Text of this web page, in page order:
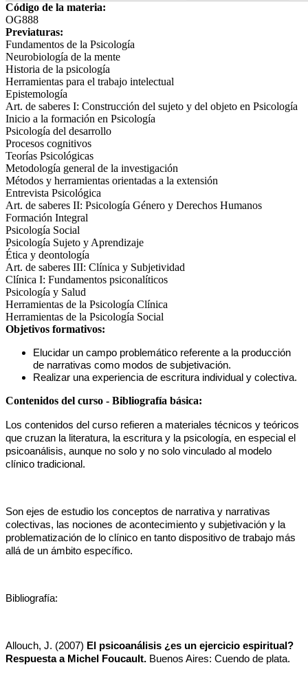
Código de la materia:
OG888
Previaturas:
Fundamentos de la Psicología
Neurobiología de la mente
Historia de la psicología
Herramientas para el trabajo intelectual
Epistemología
Art. de saberes I: Construcción del sujeto y del objeto en Psicología
Inicio a la formación en Psicología
Psicología del desarrollo
Procesos cognitivos
Teorías Psicológicas
Metodología general de la investigación
Métodos y herramientas orientadas a la extensión
Entrevista Psicológica
Art. de saberes II: Psicología Género y Derechos Humanos
Formación Integral
Psicología Social
Psicología Sujeto y Aprendizaje
Ética y deontología
Art. de saberes III: Clínica y Subjetividad
Clínica I: Fundamentos psiconalíticos
Psicología y Salud
Herramientas de la Psicología Clínica
Herramientas de la Psicología Social
Objetivos formativos:
Elucidar un campo problemático referente a la producción
de narrativas como modos de subjetivación.
Realizar una experiencia de escritura individual y colectiva.
Contenidos del curso - Bibliografía básica:
Los contenidos del curso refieren a materiales técnicos y teóricos
que cruzan la literatura, la escritura y la psicología, en especial el
psicoanálisis, aunque no solo y no solo vinculado al modelo
clínico tradicional.
Son ejes de estudio los conceptos de narrativa y narrativas
colectivas, las nociones de acontecimiento y subjetivación y la
problematización de lo clínico en tanto dispositivo de trabajo más
allá de un ámbito específico.
Bibliografía:
Allouch, J. (2007) El psicoanálisis ¿es un ejercicio espiritual?
Respuesta a Michel Foucault. Buenos Aires: Cuendo de plata.